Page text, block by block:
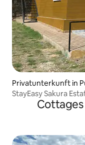
Privatunterkunft in
StayEasy Sakura